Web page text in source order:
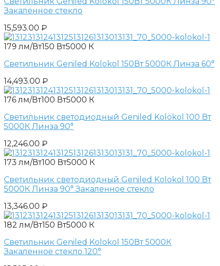
Закаленное стекло
15,593.00 ₽
179 лм/Вт150 Вт5000 К
Светильник Geniled Kolokol 150Вт 5000К Линза 60°
14,493.00 ₽
176 лм/Вт100 Вт5000 К
Светильник светодиодный Geniled Kolokol 100 Вт
5000К Линза 90°
12,246.00 ₽
173 лм/Вт100 Вт5000 К
Светильник светодиодный Geniled Kolokol 100 Вт
5000К Линза 90° Закаленное стекло
13,346.00 ₽
182 лм/Вт150 Вт5000 К
Светильник Geniled Kolokol 150Вт 5000К
Закаленное стекло 120°